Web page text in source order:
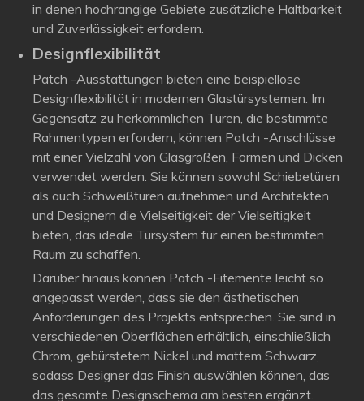
in denen hochrangige Gebiete zusätzliche Haltbarkeit
und Zuverlässigkeit erfordern.
Designflexibilität
Patch -Ausstattungen bieten eine beispiellose
Designflexibilität in modernen Glastürsystemen. Im
Gegensatz zu herkömmlichen Türen, die bestimmte
Rahmentypen erfordern, können Patch -Anschlüsse
mit einer Vielzahl von Glasgrößen, Formen und Dicken
verwendet werden. Sie können sowohl Schiebetüren
als auch Schweißtüren aufnehmen und Architekten
und Designern die Vielseitigkeit der Vielseitigkeit
bieten, das ideale Türsystem für einen bestimmten
Raum zu schaffen.
Darüber hinaus können Patch -Fitemente leicht so
angepasst werden, dass sie den ästhetischen
Anforderungen des Projekts entsprechen. Sie sind in
verschiedenen Oberflächen erhältlich, einschließlich
Chrom, gebürstetem Nickel und mattem Schwarz,
sodass Designer das Finish auswählen können, das
das gesamte Designschema am besten ergänzt.